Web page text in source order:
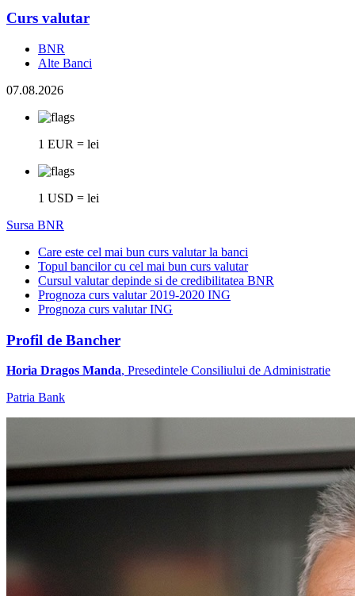
Curs valutar
BNR
Alte Banci
07.08.2026
1 EUR = lei
1 USD = lei
Sursa BNR
Care este cel mai bun curs valutar la banci
Topul bancilor cu cel mai bun curs valutar
Cursul valutar depinde si de credibilitatea BNR
Prognoza curs valutar 2019-2020 ING
Prognoza curs valutar ING
Profil de Bancher
Horia Dragos Manda, Presedintele Consiliului de Administratie
Patria Bank